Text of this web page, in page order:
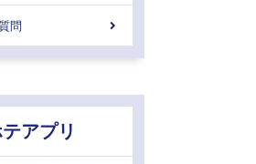
問
アプリ